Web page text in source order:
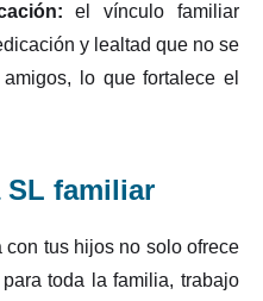
el vínculo familiar
y lealtad que no se
lo que fortalece el
SL familiar
tus hijos no solo ofrece
toda la familia, trabajo